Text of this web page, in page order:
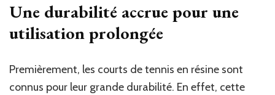
Une durabilité accrue pour une
utilisation prolongée
Premièrement, les courts de tennis en résine sont
connus pour leur grande durabilité. En effet, cette